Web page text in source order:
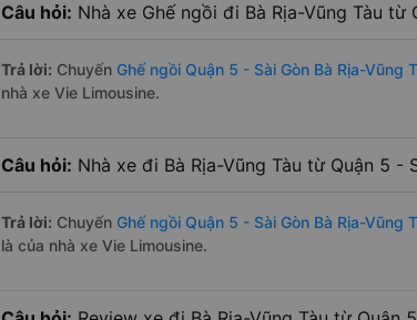
Câu hỏi: Nhà xe Ghế ngồi đi Bà Rịa-Vũng Tàu
Trả lời: Chuyến Ghế ngồi Quận 5 - Sài Gòn Bà Rịa-Vũng
nhà xe Vie Limousine.
Câu hỏi: Nhà xe đi Bà Rịa-Vũng Tàu từ Quận 5 -
Trả lời: Chuyến Ghế ngồi Quận 5 - Sài Gòn Bà Rịa-Vũng
là của nhà xe Vie Limousine.